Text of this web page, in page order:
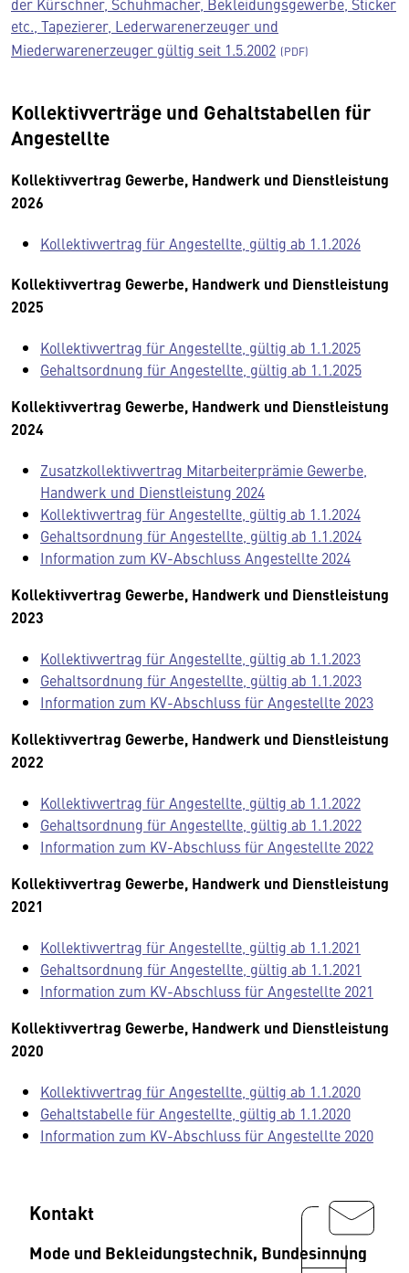
etc., Tapezierer, Lederwarenerzeuger und
Miederwarenerzeuger gültig seit 1.5.2002
Kollektivverträge und Gehaltstabellen für
Angestellte
Kollektivvertrag Gewerbe, Handwerk und Dienstleistung
2026
Kollektivvertrag für Angestellte, gültig ab 1.1.2026
Kollektivvertrag Gewerbe, Handwerk und Dienstleistung
2025
Kollektivvertrag für Angestellte, gültig ab 1.1.2025
Gehaltsordnung für Angestellte, gültig ab 1.1.2025
Kollektivvertrag Gewerbe, Handwerk und Dienstleistung
2024
Zusatzkollektivvertrag Mitarbeiterprämie Gewerbe,
Handwerk und Dienstleistung 2024
Kollektivvertrag für Angestellte, gültig ab 1.1.2024
Gehaltsordnung für Angestellte, gültig ab 1.1.2024
Information zum KV-Abschluss Angestellte 2024
Kollektivvertrag Gewerbe, Handwerk und Dienstleistung
2023
Kollektivvertrag für Angestellte, gültig ab 1.1.2023
Gehaltsordnung für Angestellte, gültig ab 1.1.2023
Information zum KV-Abschluss für Angestellte 2023
Kollektivvertrag Gewerbe, Handwerk und Dienstleistung
2022
Kollektivvertrag für Angestellte, gültig ab 1.1.2022
Gehaltsordnung für Angestellte, gültig ab 1.1.2022
Information zum KV-Abschluss für Angestellte 2022
Kollektivvertrag Gewerbe, Handwerk und Dienstleistung
2021
Kollektivvertrag für Angestellte, gültig ab 1.1.2021
Gehaltsordnung für Angestellte, gültig ab 1.1.2021
Information zum KV-Abschluss für Angestellte 2021
Kollektivvertrag Gewerbe, Handwerk und Dienstleistung
2020
Kollektivvertrag für Angestellte, gültig ab 1.1.2020
Gehaltstabelle für Angestellte, gültig ab 1.1.2020
Information zum KV-Abschluss für Angestellte 2020
Kontakt
Mode und Bekleidungstechnik, Bundesinnung